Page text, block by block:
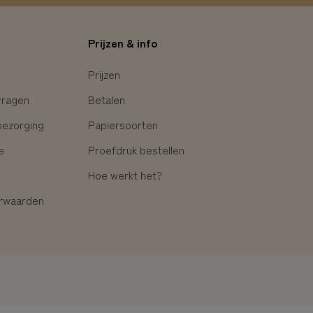
Prijzen & info
Prijzen
Betalen
Papiersoorten
Proefdruk bestellen
Hoe werkt het?